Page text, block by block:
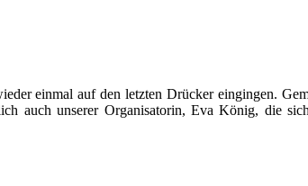
einmal auf den letzten Drücker eingingen.
auch unserer Organisatorin, Eva König, die